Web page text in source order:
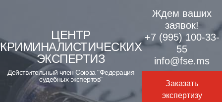
content
ЦЕНТР
КРИМИНАЛИСТИЧЕСКИХ
ЭКСПЕРТИЗ
Действительный член Союза "Федерация
судебных экспертов"
Ждем ваших
заявок!
+7 (995) 100-33-
55
info@fse.ms
Заказать
экспертизу